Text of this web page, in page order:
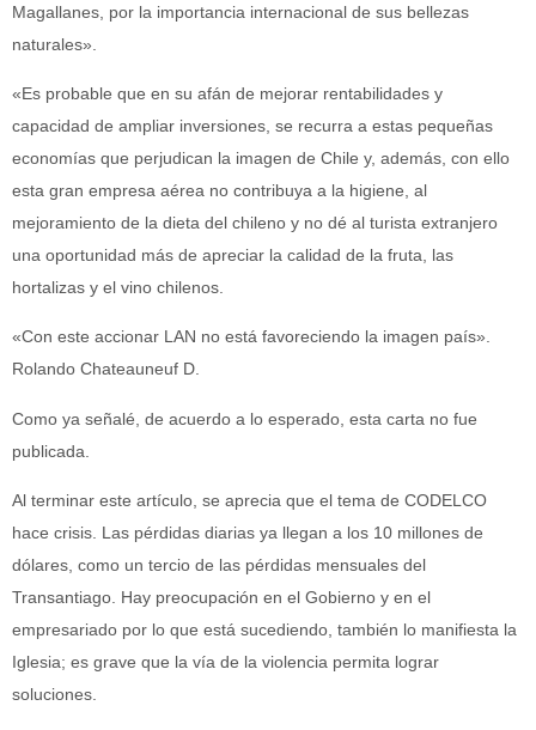
Magallanes, por la importancia internacional de sus bellezas
naturales».
«Es probable que en su afán de mejorar rentabilidades y
capacidad de ampliar inversiones, se recurra a estas pequeñas
economías que perjudican la imagen de Chile y, además, con ello
esta gran empresa aérea no contribuya a la higiene, al
mejoramiento de la dieta del chileno y no dé al turista extranjero
una oportunidad más de apreciar la calidad de la fruta, las
hortalizas y el vino chilenos.
«Con este accionar LAN no está favoreciendo la imagen país».
Rolando Chateauneuf D.
Como ya señalé, de acuerdo a lo esperado, esta carta no fue
publicada.
Al terminar este artículo, se aprecia que el tema de CODELCO
hace crisis. Las pérdidas diarias ya llegan a los 10 millones de
dólares, como un tercio de las pérdidas mensuales del
Transantiago. Hay preocupación en el Gobierno y en el
empresariado por lo que está sucediendo, también lo manifiesta la
Iglesia; es grave que la vía de la violencia permita lograr
soluciones.